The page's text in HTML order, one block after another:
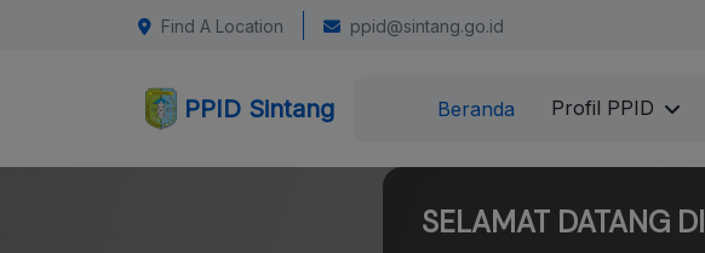
Find A Location ppid@sintang.go.id
PPID Sintang Beranda Profil PPID
SELAMAT DATANG DI